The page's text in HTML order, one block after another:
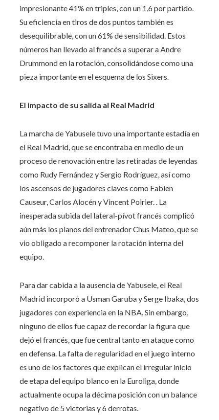
impresionante 41% en triples, con un 1,6 por partido.
Su eficiencia en tiros de dos puntos también es
desequilibrable, con un 61% de sensibilidad. Estos
números han llevado al francés a superar a Andre
Drummond en la rotación, consolidándose como una
pieza importante en el esquema de los Sixers.
El impacto de su salida al Real Madrid
La marcha de Yabusele tuvo una importante estadía en
el Real Madrid, que se encontraba en medio de un
proceso de renovación entre las retiradas de leyendas
como Rudy Fernández y Sergio Rodríguez, así como
los ascensos de jugadores claves como Fabien
Causeur, Carlos Alocén y Vincent Poirier. . La
inesperada subida del lateral-pívot francés complicó
aún más los planos del entrenador Chus Mateo, que se
vio obligado a recomponer la rotación interna del
equipo.
Para dar cabida a la ausencia de Yabusele, el Real
Madrid incorporó a Usman Garuba y Serge Ibaka, dos
jugadores con experiencia en la NBA. Sin embargo,
ninguno de ellos fue capaz de recordar la figura que
dejó el francés, que fue central tanto en ataque como
en defensa. La falta de regularidad en el juego interno
es uno de los factores que explican el irregular inicio
de etapa del equipo blanco en la Euroliga, donde
actualmente ocupa la décima posición con un balance
negativo de 5 victorias y 6 derrotas.